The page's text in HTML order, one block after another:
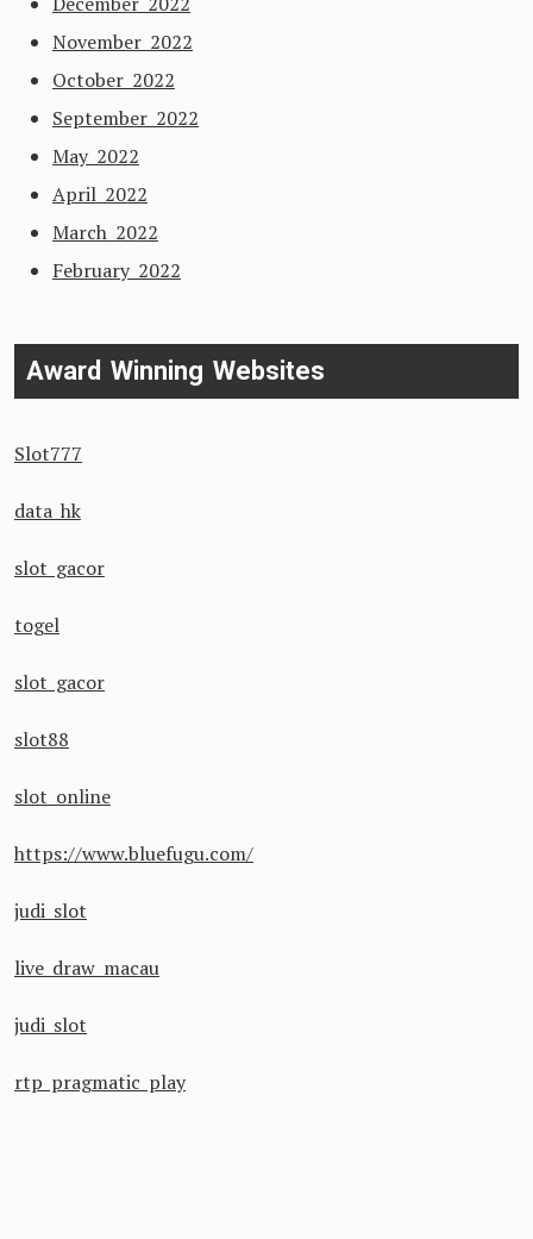
November 2022
October 2022
September 2022
May 2022
April 2022
March 2022
February 2022
Award Winning Websites
Slot777
data hk
slot gacor
togel
slot gacor
slot88
slot online
https://www.bluefugu.com/
judi slot
live draw macau
judi slot
rtp pragmatic play